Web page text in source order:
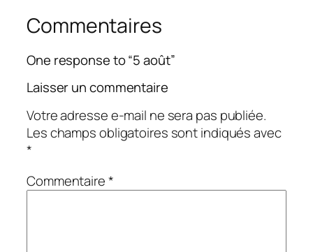
Commentaires
One response to “5 août”
Laisser un commentaire
Votre adresse e-mail ne sera pas publiée.
Les champs obligatoires sont indiqués avec
*
Commentaire*